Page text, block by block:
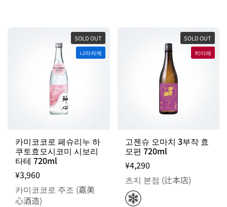
카미코코로 페슈리누 하
쿠토효모시코미 시보리
타테 720ml
¥3,960
카미코코로 주조 (嘉美
心酒造)
SOLD OUT
나마자케
고젠슈 오마치 3부작 효
모편 720ml
¥4,290
츠지 본점 (辻本店)
SOLD OUT
히이레